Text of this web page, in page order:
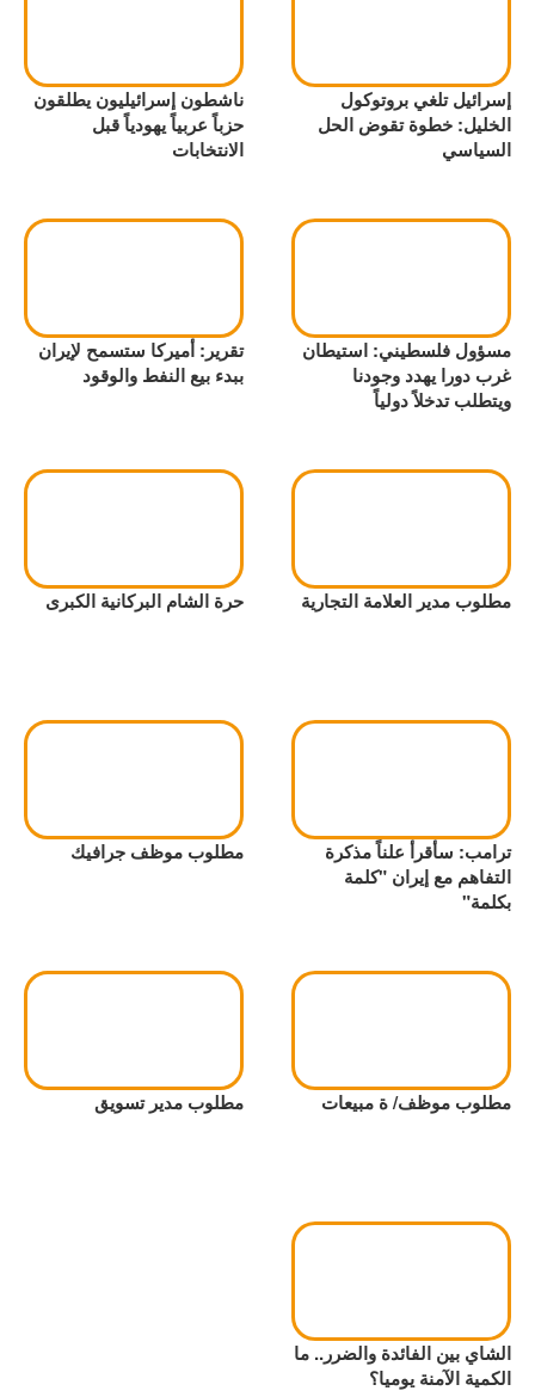
إسرائيل تلغي بروتوكول
الخليل: خطوة تقوض الحل
السياسي
ناشطون إسرائيليون يطلقون
حزباً عربياً يهودياً قبل
الانتخابات
مسؤول فلسطيني: استيطان
غرب دورا يهدد وجودنا
ويتطلب تدخلاً دولياً
تقرير: أميركا ستسمح لإيران
ببدء بيع النفط والوقود
مطلوب مدير العلامة التجارية حرة الشام البركانية الكبرى
ترامب: سأقرأ علناً مذكرة
التفاهم مع إيران "كلمة
بكلمة"
مطلوب موظف جرافيك
مطلوب موظف/ ة مبيعات مطلوب مدير تسويق
الشاي بين الفائدة والضرر.. ما
الكمية الآمنة يوميا؟